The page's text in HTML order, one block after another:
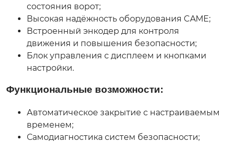
состояния ворот;
Высокая надёжность оборудования CAME;
Встроенный энкодер для контроля
движения и повышения безопасности;
Блок управления с дисплеем и кнопками
настройки.
Функциональные возможности:
Автоматическое закрытие с настраиваемым
временем;
Самодиагностика систем безопасности;